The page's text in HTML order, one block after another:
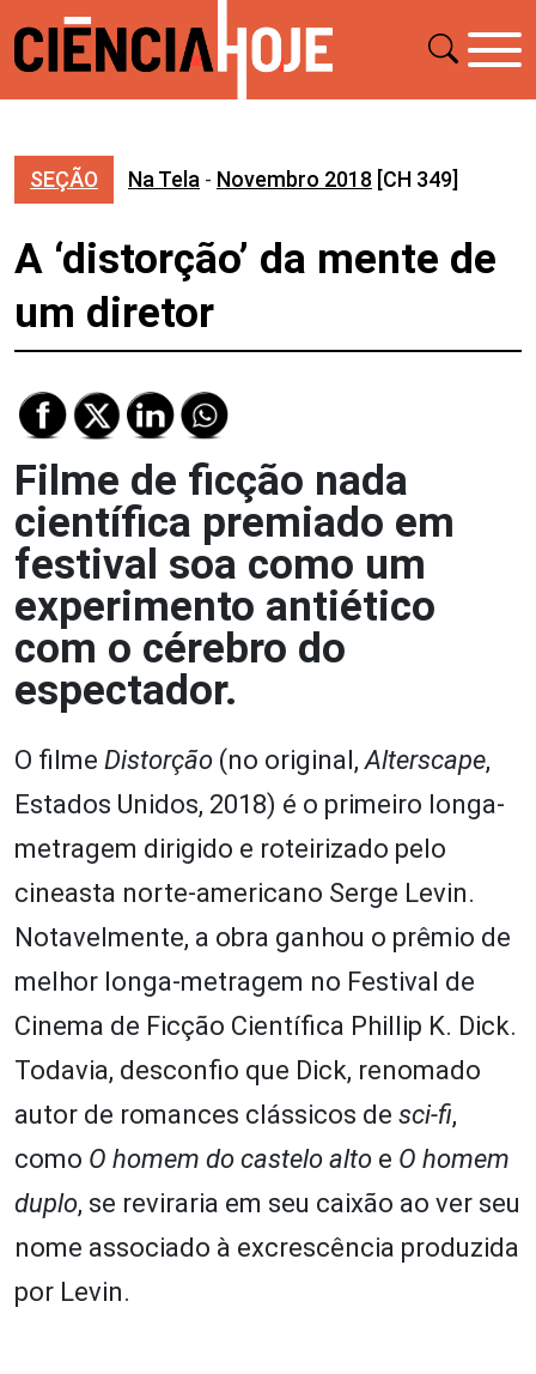
SEÇÃO Na Tela - Novembro 2018 [CH 349]
A ‘distorção’ da mente de
um diretor
Filme de ficção nada
científica premiado em
festival soa como um
experimento antiético
com o cérebro do
espectador.
O filme Distorção (no original,Alterscape,
Estados Unidos, 2018) é o primeiro longa-
metragem dirigido e roteirizado pelo
cineasta norte-americano Serge Levin.
Notavelmente, a obra ganhou o prêmio de
melhor longa-metragem no Festival de
Cinema de Ficção Científica Phillip K. Dick.
Todavia, desconfio que Dick, renomado
autor de romances clássicos de sci-fi,
como O homem do castelo alto e O homem
duplo, se reviraria em seu caixão ao ver seu
nome associado à excrescência produzida
por Levin.